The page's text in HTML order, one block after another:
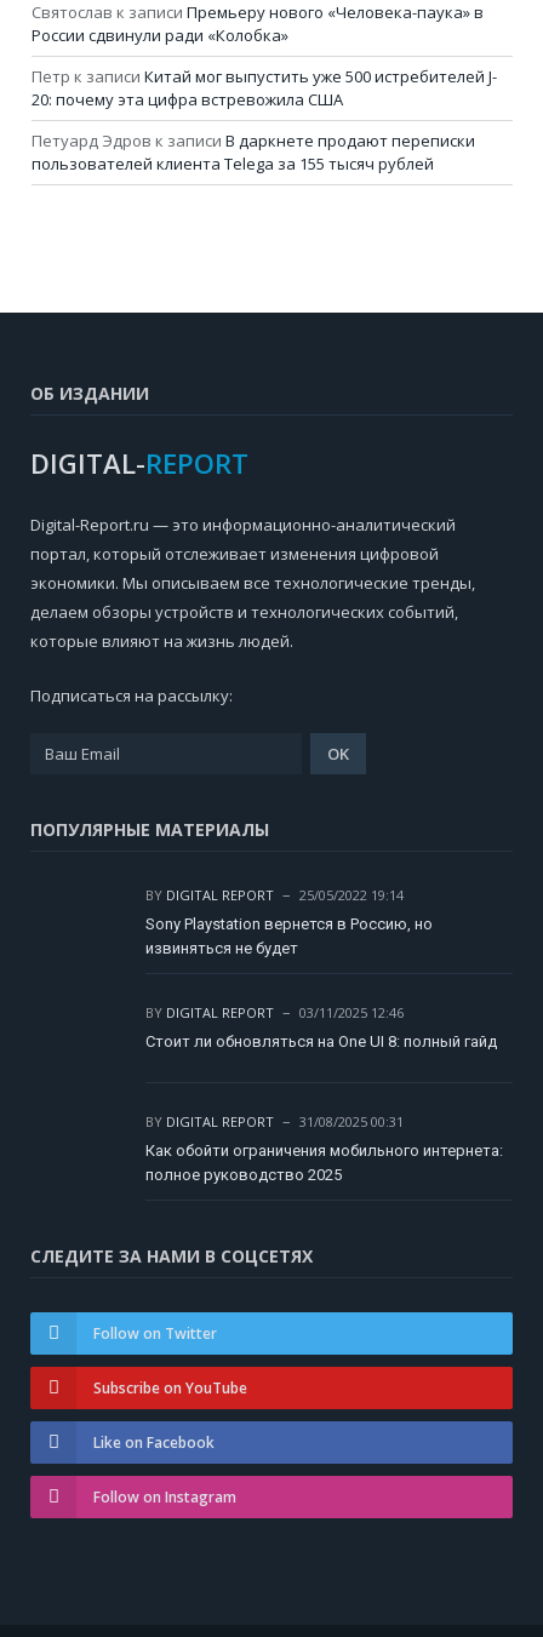
Святослав к записи Премьеру нового «Человека-паука» в
России сдвинули ради «Колобка»
Петр к записи Китай мог выпустить уже 500 истребителей J-
20: почему эта цифра встревожила США
Петуард Эдров к записи В даркнете продают переписки
пользователей клиента Telega за 155 тысяч рублей
ОБ ИЗДАНИИ
DIGITAL-REPORT
Digital-Report.ru — это информационно-аналитический
портал, который отслеживает изменения цифровой
экономики. Мы описываем все технологические тренды,
делаем обзоры устройств и технологических событий,
которые влияют на жизнь людей.
Подписаться на рассылку:
ПОПУЛЯРНЫЕ МАТЕРИАЛЫ
BY DIGITAL REPORT
25/05/2022 19:14
Sony Playstation вернется в Россию, но
извиняться не будет
BY DIGITAL REPORT
03/11/2025 12:46
Стоит ли обновляться на One UI 8: полный гайд
BY DIGITAL REPORT
31/08/2025 00:31
Как обойти ограничения мобильного интернета:
полное руководство 2025
СЛЕДИТЕ ЗА НАМИ В СОЦСЕТЯХ
Follow on Twitter
Subscribe on YouTube
Like on Facebook
Follow on Instagram